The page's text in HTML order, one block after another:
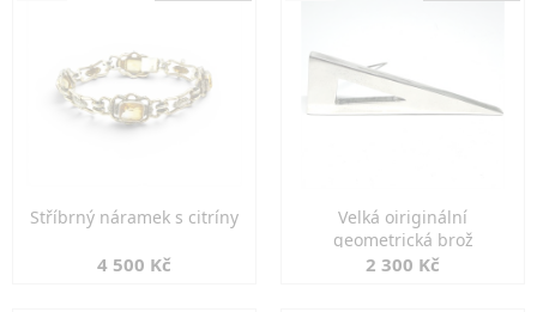
Stříbrný náramek s citríny
4 500 Kč
Velká oiriginální
geometrická brož
2 300 Kč